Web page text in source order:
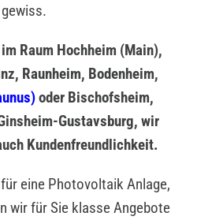
Raum Hochheim (Main),
Raunheim, Bodenheim,
oder Bischofsheim,
Gustavsburg, wir
Kundenfreundlichkeit.
eine Photovoltaik Anlage,
wir für Sie klasse Angebote